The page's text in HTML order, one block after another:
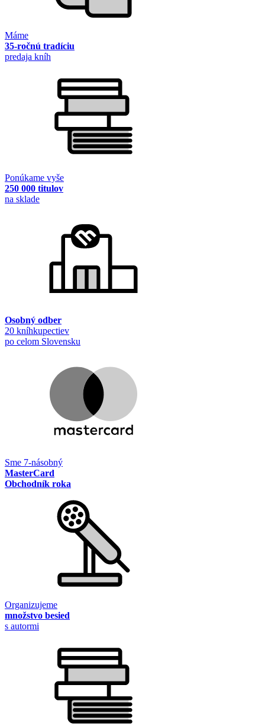
Máme
35-ročnú tradíciu
predaja kníh
Ponúkame vyše
250 000 titulov
na sklade
Osobný odber
20 kníhkupectiev
po celom Slovensku
Sme 7-násobný
MasterCard
Obchodník roka
Organizujeme
množstvo besied
s autormi